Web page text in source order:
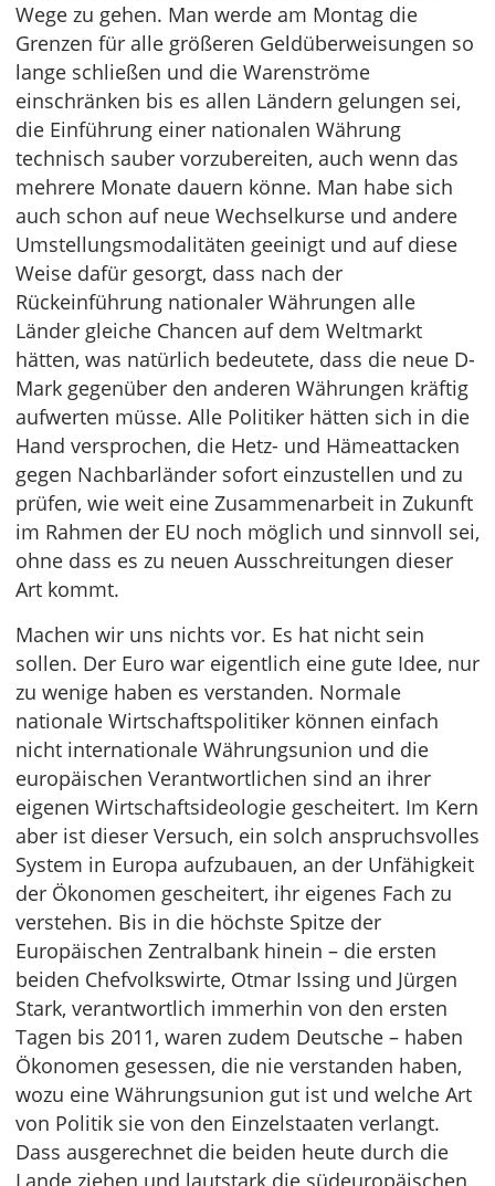
Wege zu gehen. Man werde am Montag die
Grenzen für alle größeren Geldüberweisungen so
lange schließen und die Warenströme
einschränken bis es allen Ländern gelungen sei,
die Einführung einer nationalen Währung
technisch sauber vorzubereiten, auch wenn das
mehrere Monate dauern könne. Man habe sich
auch schon auf neue Wechselkurse und andere
Umstellungsmodalitäten geeinigt und auf diese
Weise dafür gesorgt, dass nach der
Rückeinführung nationaler Währungen alle
Länder gleiche Chancen auf dem Weltmarkt
hätten, was natürlich bedeutete, dass die neue D-
Mark gegenüber den anderen Währungen kräftig
aufwerten müsse. Alle Politiker hätten sich in die
Hand versprochen, die Hetz- und Hämeattacken
gegen Nachbarländer sofort einzustellen und zu
prüfen, wie weit eine Zusammenarbeit in Zukunft
im Rahmen der EU noch möglich und sinnvoll sei,
ohne dass es zu neuen Ausschreitungen dieser
Art kommt.
Machen wir uns nichts vor. Es hat nicht sein
sollen. Der Euro war eigentlich eine gute Idee, nur
zu wenige haben es verstanden. Normale
nationale Wirtschaftspolitiker können einfach
nicht internationale Währungsunion und die
europäischen Verantwortlichen sind an ihrer
eigenen Wirtschaftsideologie gescheitert. Im Kern
aber ist dieser Versuch, ein solch anspruchsvolles
System in Europa aufzubauen, an der Unfähigkeit
der Ökonomen gescheitert, ihr eigenes Fach zu
verstehen. Bis in die höchste Spitze der
Europäischen Zentralbank hinein – die ersten
beiden Chefvolkswirte, Otmar Issing und Jürgen
Stark, verantwortlich immerhin von den ersten
Tagen bis 2011, waren zudem Deutsche – haben
Ökonomen gesessen, die nie verstanden haben,
wozu eine Währungsunion gut ist und welche Art
von Politik sie von den Einzelstaaten verlangt.
Dass ausgerechnet die beiden heute durch die
Lande ziehen und lautstark die südeuropäischen